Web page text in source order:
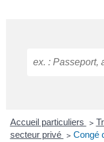
Accueil particuliers >
secteur privé > Congé